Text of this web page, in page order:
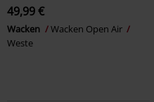
49,99 €
Wacken
Wacken Open Air
Weste